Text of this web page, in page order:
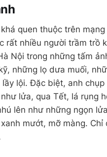
quen thuộc trên
rất nhiều người trầm trồ
Nội trong những tấm
những lọ dưa muối,
lội. Đặc biệt, anh
lửa, qua Tết, lá rụng
lên như những ngọn
mướt, mỡ màng.